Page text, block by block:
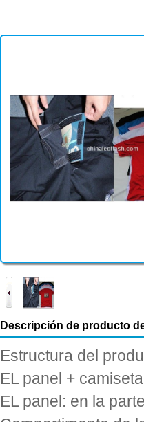
Descripción de producto
Estructura del
EL panel + camiseta
EL panel: en la